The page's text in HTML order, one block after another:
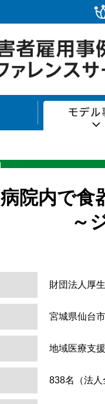
病院内で食
～
財団法人厚
宮城県仙台市
地域医療支
838名（法人